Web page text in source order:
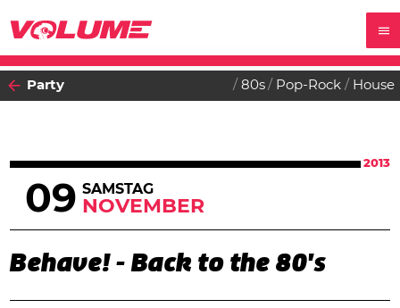
Party 80s Pop-Rock House
2013
09 SAMSTAG
NOVEMBER
Behave! - Back to the 80's